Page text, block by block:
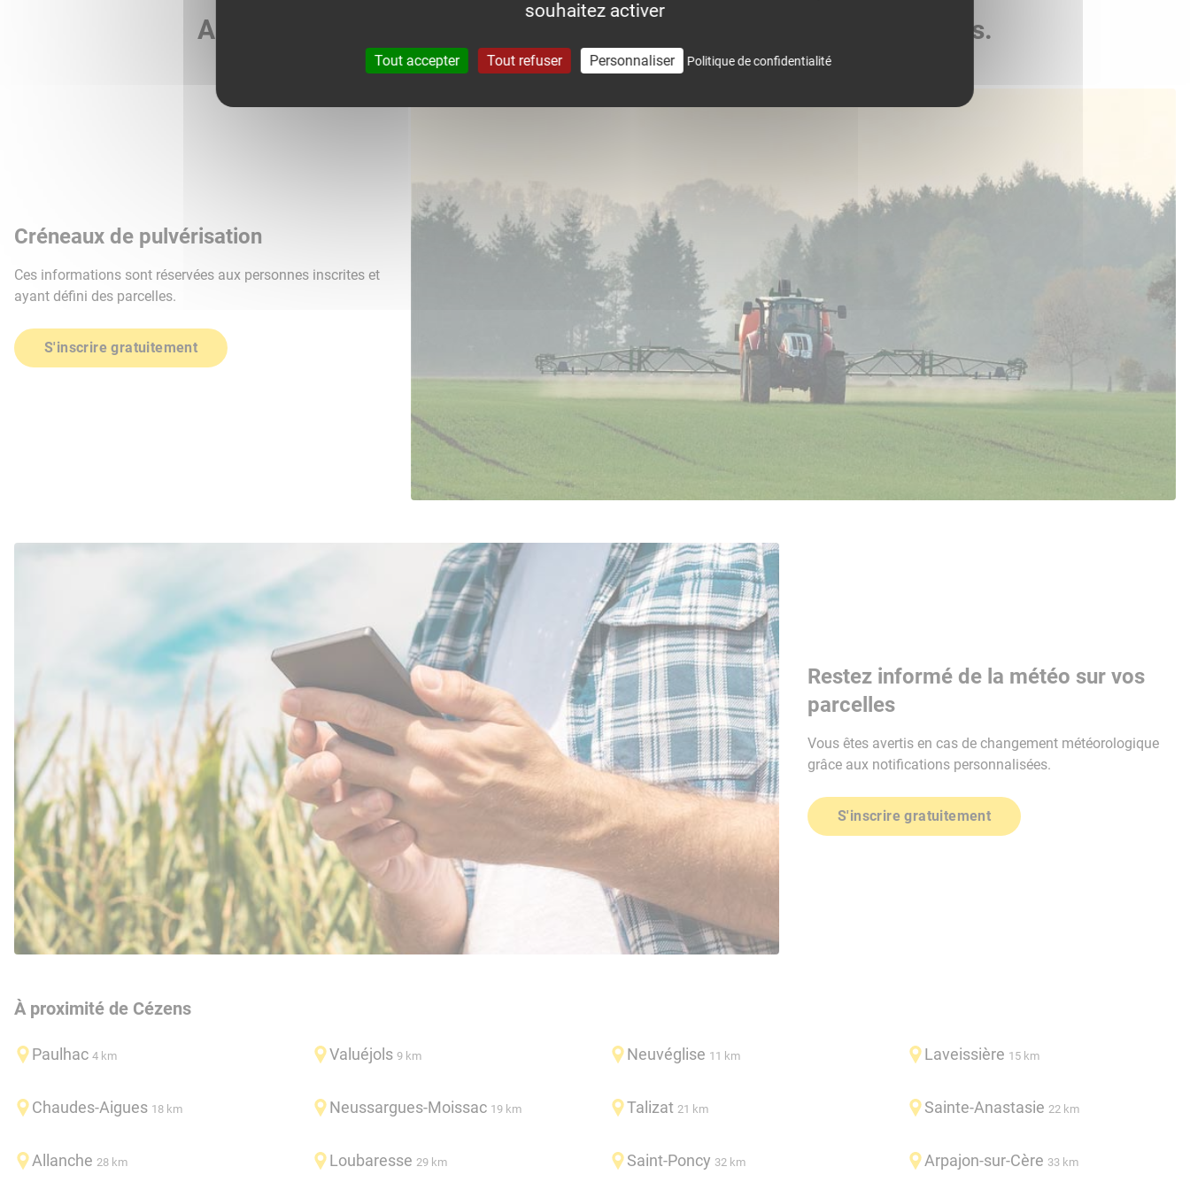
Agri météo vous accompagne dans le suivi météo de vos parcelles.
Créneaux de pulvérisation
Ces informations sont réservées aux personnes inscrites et
ayant défini des parcelles.
S'inscrire gratuitement
Restez informé de la météo sur vos
parcelles
Vous êtes avertis en cas de changement météorologique
grâce aux notifications personnalisées.
S'inscrire gratuitement
À proximité de Cézens
Paulhac 4 km Valuéjols 9 km Neuvéglise 11 km Laveissière 15 km
Chaudes-Aigues 18 km Neussargues-Moissac 19 km Talizat 21 km Sainte-Anastasie 22 km
Allanche 28 km Loubaresse 29 km Saint-Poncy 32 km Arpajon-sur-Cère 33 km
souhaitez activer
Tout accepter Tout refuser Personnaliser Politique de confidentialité